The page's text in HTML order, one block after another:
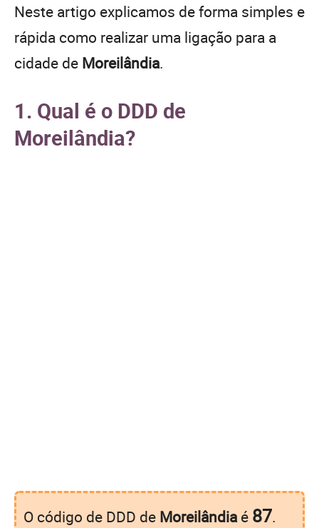
Neste artigo explicamos de forma simples e
rápida como realizar uma ligação para a
cidade de Moreilândia.
1. Qual é o DDD de
Moreilândia?
O código de DDD de Moreilândia é 87.